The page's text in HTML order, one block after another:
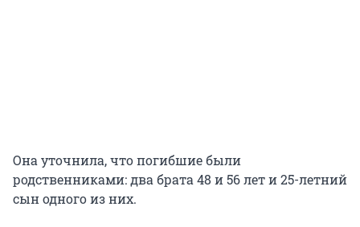
Она уточнила, что погибшие были
родственниками: два брата 48 и 56 лет и 25-летний
сын одного из них.